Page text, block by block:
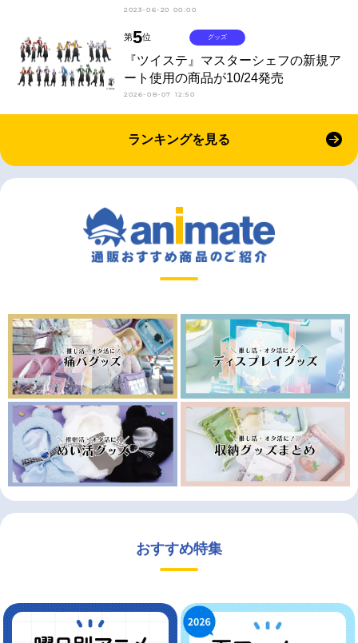
2023-06-20 00:00
第5位
『ツイステ』マスターシェフの新規ア
ート使用の商品が10/24発売
2026-08-07 12:50
グッズ
ランキングを見る
おすすめ特集